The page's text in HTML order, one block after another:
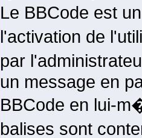
Le BBCode est
l'activation de
par
un message en
BBCode en lui-
balises sont